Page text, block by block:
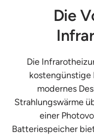
Die
Die
kostengünstige
modernes
Strahlungswärme
einer
Batteriespeicher